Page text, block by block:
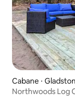
Cabane ⋅
Northwoods Log